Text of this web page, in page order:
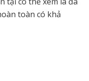
toàn có khả